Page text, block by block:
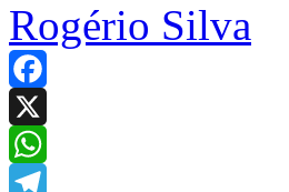
Rogério Silva
Facebook
X
WhatsApp